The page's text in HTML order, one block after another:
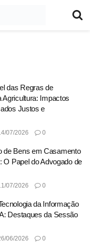
das Regras de
Impactos
Justos e
07/2026 0
de Bens em Casamento
O Papel do Advogado de
07/2026 0
da Informação
Destaques da Sessão
06/2026 0